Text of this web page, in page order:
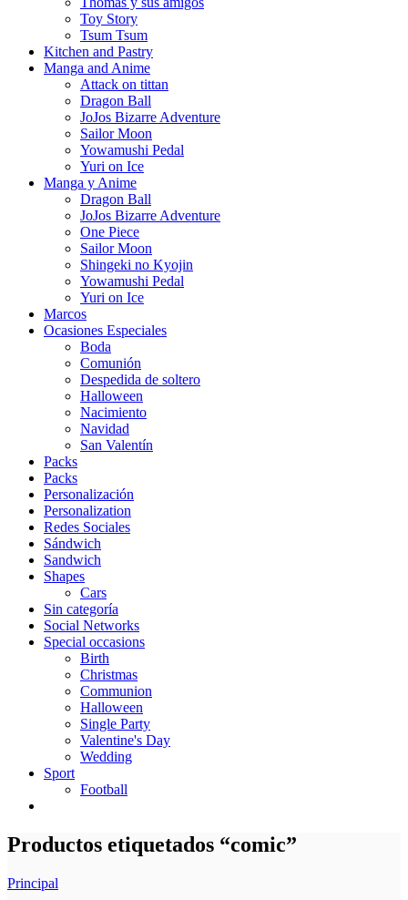
Toy Story
Tsum Tsum
Kitchen and Pastry
Manga and Anime
Attack on tittan
Dragon Ball
JoJos Bizarre Adventure
Sailor Moon
Yowamushi Pedal
Yuri on Ice
Manga y Anime
Dragon Ball
JoJos Bizarre Adventure
One Piece
Sailor Moon
Shingeki no Kyojin
Yowamushi Pedal
Yuri on Ice
Marcos
Ocasiones Especiales
Boda
Comunión
Despedida de soltero
Halloween
Nacimiento
Navidad
San Valentín
Packs
Packs
Personalización
Personalization
Redes Sociales
Sándwich
Sandwich
Shapes
Cars
Sin categoría
Social Networks
Special occasions
Birth
Christmas
Communion
Halloween
Single Party
Valentine's Day
Wedding
Sport
Football
Productos etiquetados “comic”
Principal